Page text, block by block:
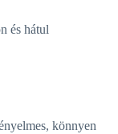
és hátul
könnyen